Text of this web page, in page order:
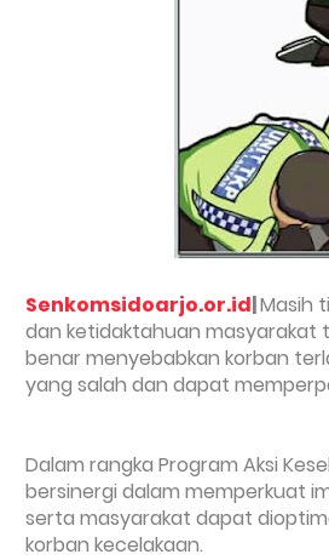
Senkomsidoarjo.or.id|Masih
dan ketidaktahuan masyarakat
benar menyebabkan korban
yang salah dan dapat
Dalam rangka Program Aksi
bersinergi dalam memperkuat
serta masyarakat dapat
korban kecelakaan.